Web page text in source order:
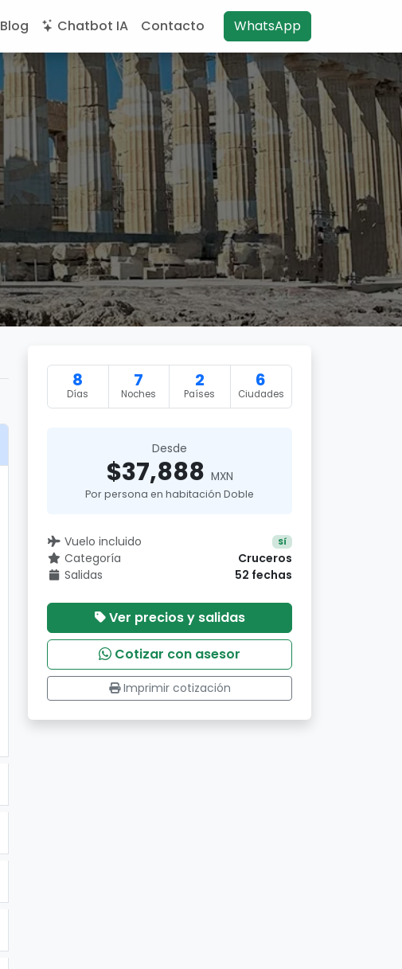
Blog Chatbot IA Contacto WhatsApp
8
Días
7
Noches
2
Países
6
Ciudades
Desde
$37,888 MXN
Por persona en habitación Doble
Vuelo incluido Sí
Categoría
Cruceros
Salidas
52 fechas
Ver precios y salidas
Cotizar con asesor
Imprimir cotización